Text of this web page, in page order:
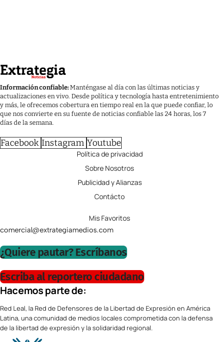
Información confiable:Manténgase al día con las últimas noticias y
actualizaciones en vivo. Desde política y tecnología hasta entretenimiento
y más, le ofrecemos cobertura en tiempo real en la que puede confiar, lo
que nos convierte en su fuente de noticias confiable las 24 horas, los 7
días de la semana.
Facebook Instagram Youtube
Política de privacidad
Sobre Nosotros
Publicidad y Alianzas
Contácto
Mis Favoritos
comercial@extrategiamedios.com
¿Quiere pautar? Escríbanos
Escriba al reportero ciudadano
Hacemos parte de:
Red Leal, la Red de Defensores de la Libertad de Expresión en América
Latina, una comunidad de medios locales comprometida con la defensa
de la libertad de expresión y la solidaridad regional.